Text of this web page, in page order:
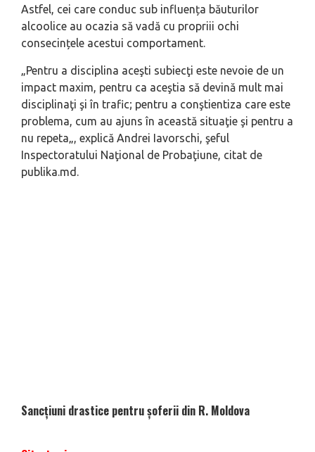
Astfel, cei care conduc sub influența băuturilor
alcoolice au ocazia să vadă cu propriii ochi
consecințele acestui comportament.
„Pentru a disciplina aceşti subiecţi este nevoie de un
impact maxim, pentru ca aceştia să devină mult mai
disciplinaţi şi în trafic; pentru a conştientiza care este
problema, cum au ajuns în această situaţie şi pentru a
nu repeta„, explică Andrei Iavorschi, şeful
Inspectoratului Naţional de Probaţiune, citat de
publika.md.
Sancțiuni drastice pentru șoferii din R. Moldova